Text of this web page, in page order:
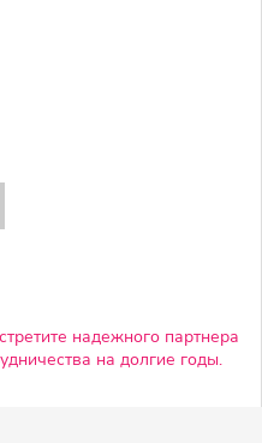
надежного партнера
на долгие годы.